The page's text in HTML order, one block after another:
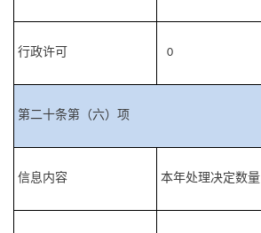
行政许可 0
第二十条第（六）项
信息内容 本年处理决定数量